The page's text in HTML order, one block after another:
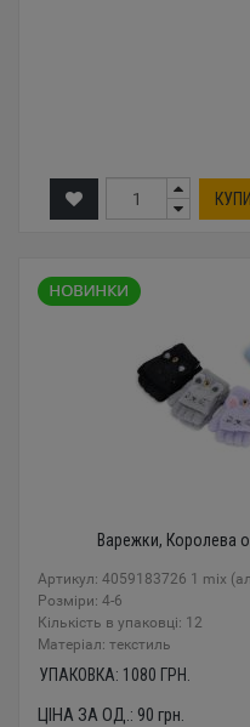
Варежки, Королева
Артикул: 4059183726 1 mix
Розміри: 4-6
Кількість в упаковці: 12
Mатеріал: текстиль
УПАКОВКА: 1080 ГРН.
ЦІНА ЗА ОД.: 90 грн.